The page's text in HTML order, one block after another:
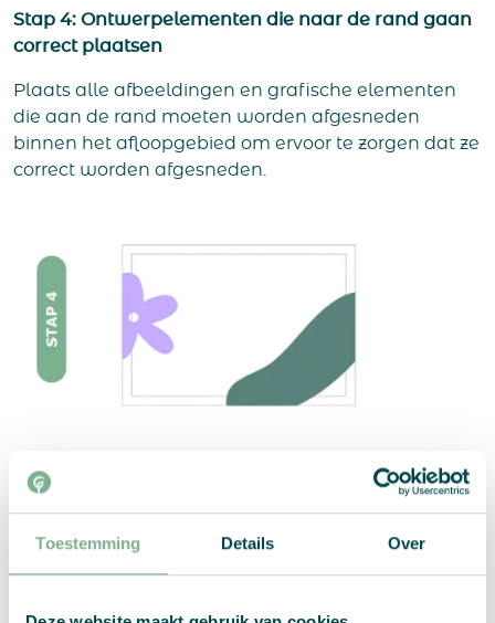
Toestemming Details Over
Stap 4: Ontwerpelementen die naar de rand gaan
correct plaatsen
Plaats alle afbeeldingen en grafische elementen
die aan de rand moeten worden afgesneden
binnen het afloopgebied om ervoor te zorgen dat ze
correct worden afgesneden.
Stap 5: Hulplijnen plaatsen
Plaats opnieuw hulplijnen zodat je later de
resterende ontwerpelementen, zoals tekst of